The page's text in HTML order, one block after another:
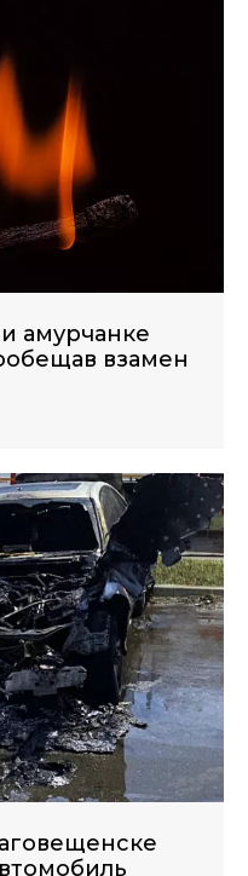
амурчанке
взамен